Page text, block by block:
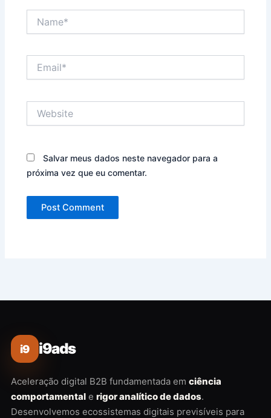
Salvar meus dados neste navegador para a
próxima vez que eu comentar.
i9 i9ads
Aceleração digital B2B fundamentada em ciência
comportamental e rigor analítico de dados.
Desenvolvemos ecossistemas digitais previsíveis para